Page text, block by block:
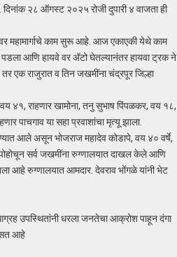
२८ ऑगस्ट २०२५ रोजी दुपारी ४ वाजता ही
महामार्गाचे काम सुरू आहे. आज एकाएकी येथे काम
आणि हायवे वर ॲटो घेतल्यानंतर हायवा ट्रक ने
एक राजुरात व तिन जखमींना चंद्रपूर जिल्हा
४१, राहणार खामोना, तनु सुभाष पिंपळकर, वय १८,
पाचगाव या सहा प्रवाशांचा मृत्यू झाला.
आले असून भोजराज महादेव कोडापे, वय ४० वर्षे,
सर्व जखमींना रुग्णालयात दाखल केले आणि
आहे रुग्णालयात आमदार. देवराव भोंगळे यांनी भेट
उपस्थितांनी धरला जनतेचा आक्रोश पाहून दंगा
आहे